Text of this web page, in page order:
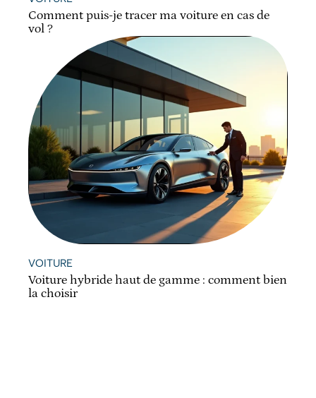
Comment puis-je tracer ma voiture en cas de
vol ?
VOITURE
Voiture hybride haut de gamme : comment bien
la choisir